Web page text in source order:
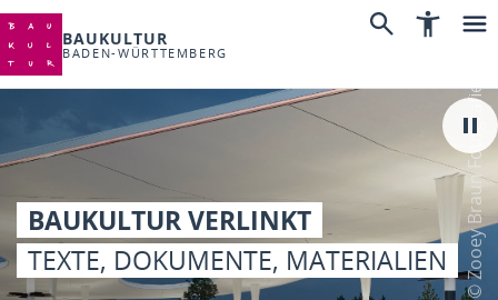
BAUKULTUR
BADEN-WÜRTTEMBERG
BAUKULTUR VERLINKT
TEXTE, DOKUMENTE, MATERIALIEN © Zooey Braun Fotografie